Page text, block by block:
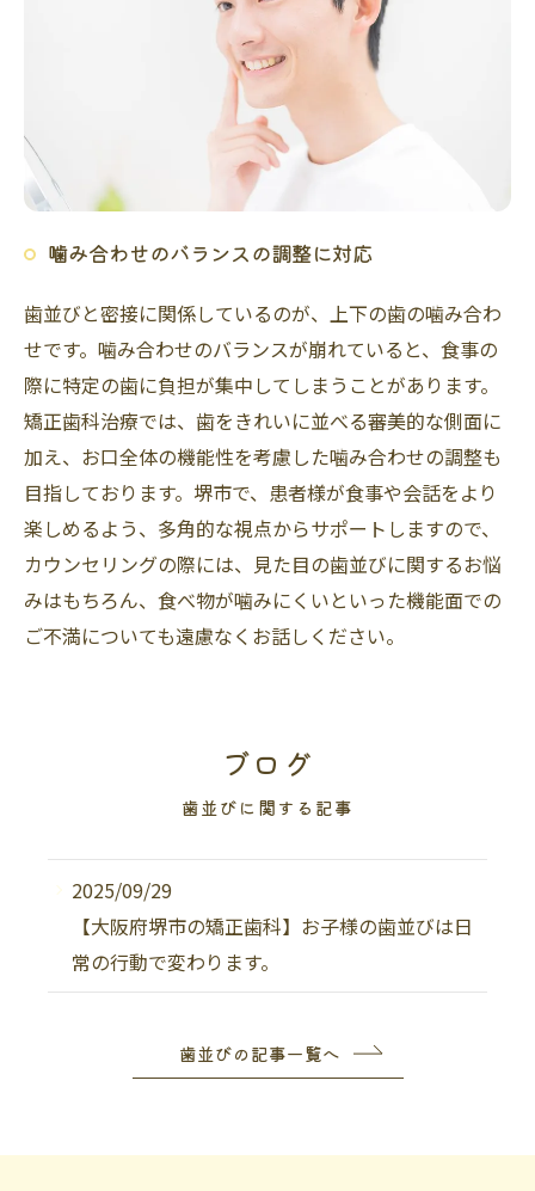
噛み合わせのバランスの調整に対応
歯並びと密接に関係しているのが、上下の歯の噛み合わ
せです。噛み合わせのバランスが崩れていると、食事の
際に特定の歯に負担が集中してしまうことがあります。
矯正歯科治療では、歯をきれいに並べる審美的な側面に
加え、お口全体の機能性を考慮した噛み合わせの調整も
目指しております。堺市で、患者様が食事や会話をより
楽しめるよう、多角的な視点からサポートしますので、
カウンセリングの際には、見た目の歯並びに関するお悩
みはもちろん、食べ物が噛みにくいといった機能面での
ご不満についても遠慮なくお話しください。
ブログ
歯並びに関する記事
2025/09/29
【大阪府堺市の矯正歯科】お子様の歯並びは日
常の行動で変わります。
歯並びの記事一覧へ